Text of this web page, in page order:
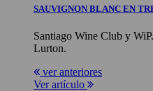
SAUVIGNON BLANC EN
Santiago Wine Club y
Lurton.
ver anteriores
Ver artículo